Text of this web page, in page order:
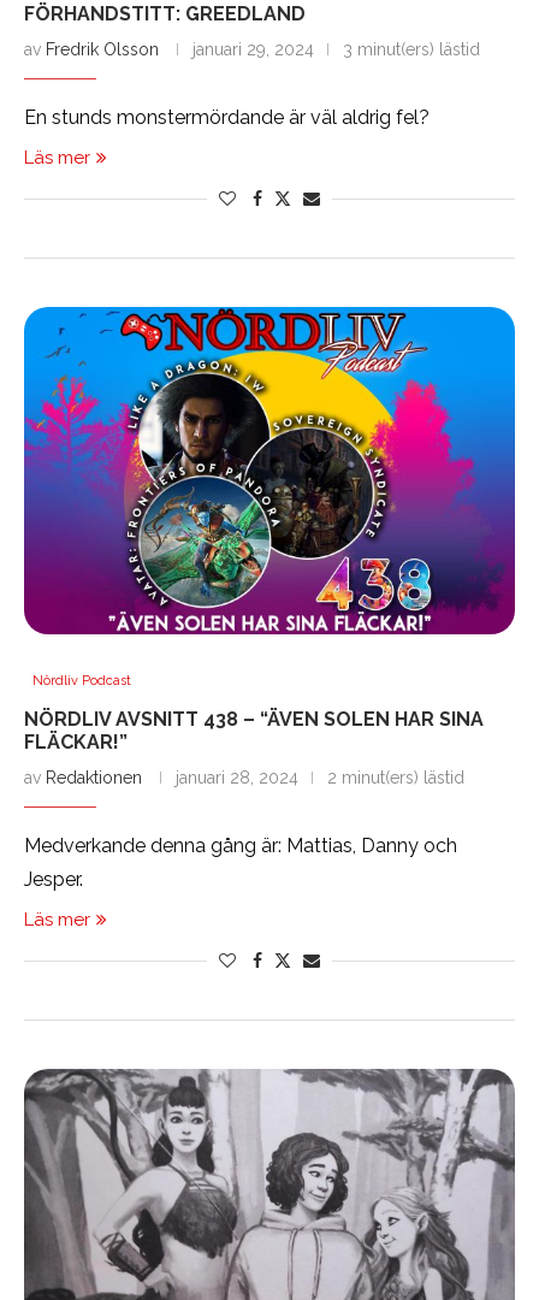
FÖRHANDSTITT: GREEDLAND
av Fredrik Olsson januari 29, 2024 3 minut(ers) lästid
En stunds monstermördande är väl aldrig fel?
Läs mer
Nördliv Podcast
NÖRDLIV AVSNITT 438 – “ÄVEN SOLEN HAR SINA
FLÄCKAR!”
av Redaktionen januari 28, 2024 2 minut(ers) lästid
Medverkande denna gång är: Mattias, Danny och
Jesper.
Läs mer